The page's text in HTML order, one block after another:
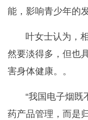
能，影响青少年的
叶女士认为，
然要淡得多，但也
害身体健康。。
“我国电子烟既
药产品管理，而是